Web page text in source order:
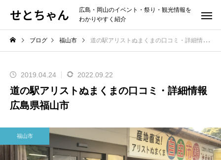
せとちゃん
広島・岡山のイベント・祭り・観光情報を
わかりやすく紹介
ブログ 福山市 道の駅アリストぬまくまの口コミ・詳細情報 広島県福山市
2019.04.24 2022.09.22
道の駅アリストぬまくまの口コミ・詳細情報
広島県福山市
福山市